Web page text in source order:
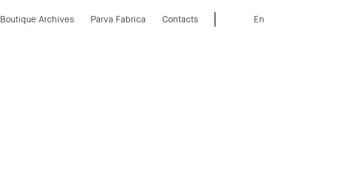
Boutique Archives Parva Fabrica Contacts En